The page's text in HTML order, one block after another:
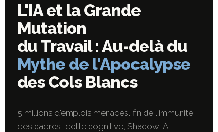
L'IA et la Grande
Mutation
du Travail : Au-delà du
Mythe de l'Apocalypse
des Cols Blancs
5 millions d'emplois menacés, fin de l'immunité
des cadres, dette cognitive, Shadow IA.